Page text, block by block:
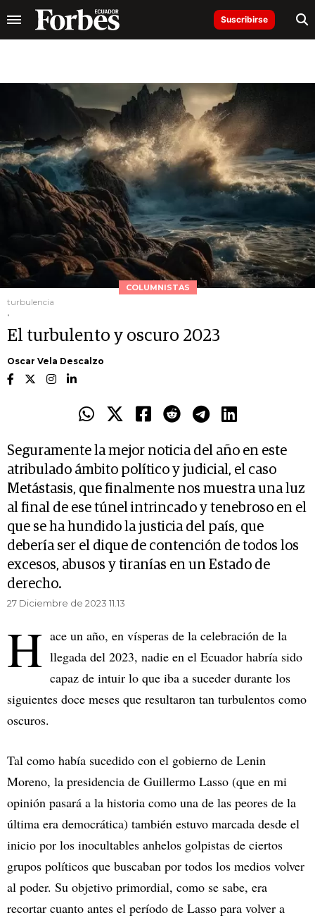
Suscribirse
COLUMNISTAS
turbulencia
.
El turbulento y oscuro 2023
Oscar Vela Descalzo
Seguramente la mejor noticia del año en este
atribulado ámbito político y judicial, el caso
Metástasis, que finalmente nos muestra una luz
al final de ese túnel intrincado y tenebroso en el
que se ha hundido la justicia del país, que
debería ser el dique de contención de todos los
excesos, abusos y tiranías en un Estado de
derecho.
27 Diciembre de 2023 11.13
H ace un año, en vísperas de la celebración de la
llegada del 2023, nadie en el Ecuador habría sido
capaz de intuir lo que iba a suceder durante los
siguientes doce meses que resultaron tan turbulentos como
oscuros.
Tal como había sucedido con el gobierno de Lenin
Moreno, la presidencia de Guillermo Lasso (que en mi
opinión pasará a la historia como una de las peores de la
última era democrática) también estuvo marcada desde el
inicio por los inocultables anhelos golpistas de ciertos
grupos políticos que buscaban por todos los medios volver
al poder. Su objetivo primordial, como se sabe, era
recortar cuanto antes el período de Lasso para volver a